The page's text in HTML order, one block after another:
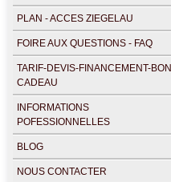
PLAN - ACCES ZIEGELAU
FOIRE AUX QUESTIONS - FAQ
TARIF-DEVIS-FINANCEMENT-BON
CADEAU
INFORMATIONS
POFESSIONNELLES
BLOG
NOUS CONTACTER